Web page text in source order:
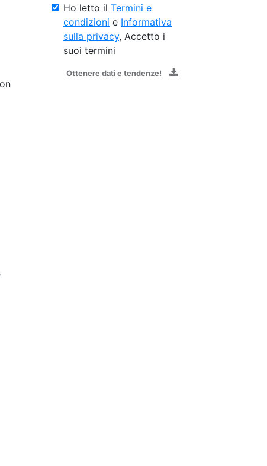
Ho letto il Termini e
condizioni e Informativa
sulla privacy, Accetto i
suoi termini
Ottenere dati e tendenze!